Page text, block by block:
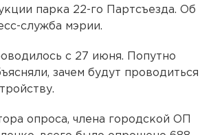
парка 22-го Партсъезда. Об
служба мэрии.
с 27 июня. Попутно
зачем будут проводиться
опроса, члена городской ОП